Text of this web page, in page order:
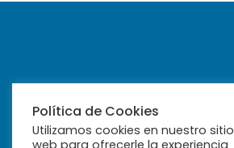
Política de Cookies
Utilizamos cookies en nuestro sitio
web para ofrecerle la experiencia